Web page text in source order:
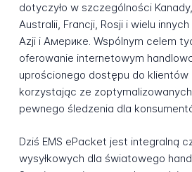
dotyczyło w szczególności
Australii, Francji, Rosji i wielu
Azji i Америке. Wspólnym celem
oferowanie internetowym
uprościonego dostępu do klientów
korzystając ze
pewnego śledzenia dla
Dziś EMS ePacket jest integralną
wysyłkowych dla światowego